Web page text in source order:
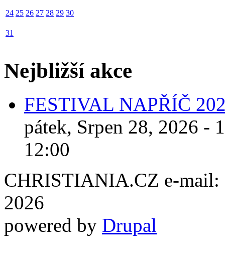
24 25 26 27 28 29 30
31
Nejbližší akce
FESTIVAL NAPŘÍČ
pátek, Srpen 28, 2026 -
12:00
CHRISTIANIA.CZ e-mail:
2026
powered by Drupal